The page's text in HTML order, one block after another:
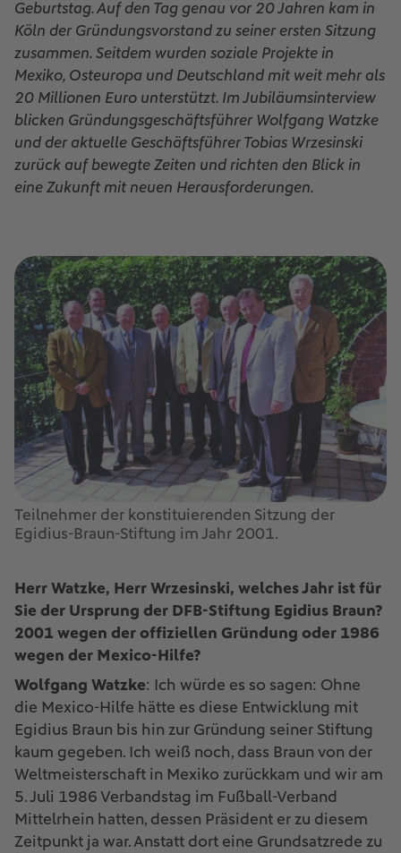
Geburtstag. Auf den Tag genau vor 20 Jahren kam in
Köln der Gründungsvorstand zu seiner ersten Sitzung
zusammen. Seitdem wurden soziale Projekte in
Mexiko, Osteuropa und Deutschland mit weit mehr als
20 Millionen Euro unterstützt. Im Jubiläumsinterview
blicken Gründungsgeschäftsführer Wolfgang Watzke
und der aktuelle Geschäftsführer Tobias Wrzesinski
zurück auf bewegte Zeiten und richten den Blick in
eine Zukunft mit neuen Herausforderungen.
Teilnehmer der konstituierenden Sitzung der
Egidius-Braun-Stiftung im Jahr 2001.
Herr Watzke, Herr Wrzesinski, welches Jahr ist für
Sie der Ursprung der DFB-Stiftung Egidius Braun?
2001 wegen der offiziellen Gründung oder 1986
wegen der Mexico-Hilfe?
Wolfgang Watzke: Ich würde es so sagen: Ohne
die Mexico-Hilfe hätte es diese Entwicklung mit
Egidius Braun bis hin zur Gründung seiner Stiftung
kaum gegeben. Ich weiß noch, dass Braun von der
Weltmeisterschaft in Mexiko zurückkam und wir am
5. Juli 1986 Verbandstag im Fußball-Verband
Mittelrhein hatten, dessen Präsident er zu diesem
Zeitpunkt ja war. Anstatt dort eine Grundsatzrede zu